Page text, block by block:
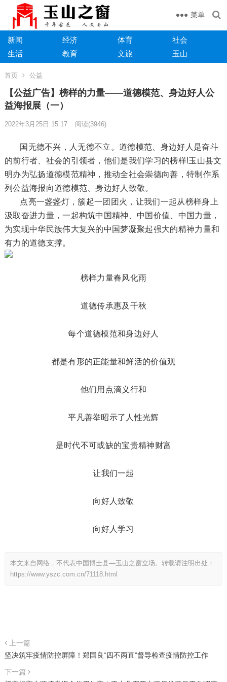
菜单
新闻 经济 体育
社会
生活
教育 文旅 玉山
首页 公益
【公益广告】榜样的力量——道德模范、身边好人公
益海报展（一）
2022年3月25日 15:17 阅读(3946)
国无德不兴，人无德不立。道德模范、身边好人是奋斗
的前行者、社会的引领者，他们是我们学习的榜样!玉山县文
明办为弘扬道德模范精神，推动全社会崇德向善，特制作系
列公益海报向道德模范、身边好人致敬。
点亮一盏盏灯，簇起一团团火，让我们一起从榜样身上
汲取奋进力量，一起构筑中国精神、中国价值、中国力量，
为实现中华民族伟大复兴的中国梦凝聚起强大的精神力量和
有力的道德支撑。
榜样力量春风化雨
道德传承惠及千秋
每个道德模范和身边好人
都是有形的正能量和鲜活的价值观
他们用点滴义行和
平凡善举昭示了人性光辉
是时代不可或缺的宝贵精神财富
让我们一起
向好人致敬
向好人学习
本文来自网络，不代表中国博士县—玉山之窗立场。转载请注明出处：
https://www.yszc.com.cn/71118.html
上一篇
坚决筑牢疫情防控屏障！郑国良“四不两直”督导检查疫情防控工作
下一篇